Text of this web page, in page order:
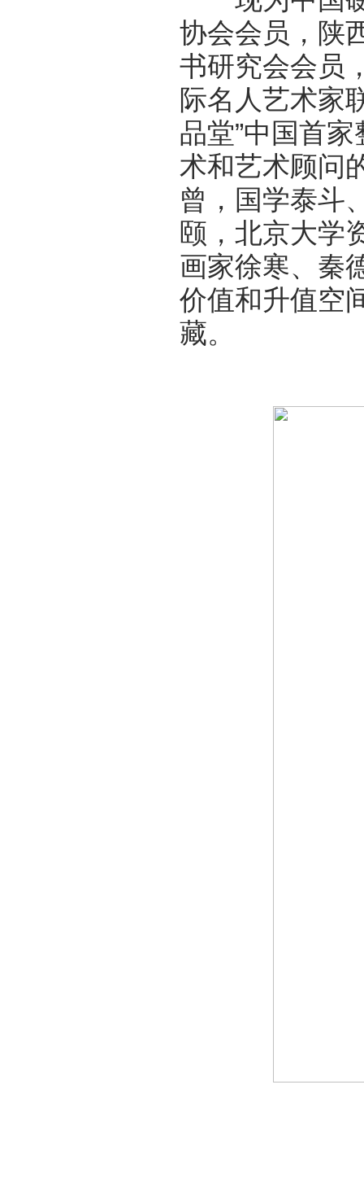
协会会员，陕
书研究会会员
际名人艺术家
品堂”中国首
术和艺术顾问
曾，国学泰斗
颐，北京大学
画家徐寒、秦
价值和升值空
藏。